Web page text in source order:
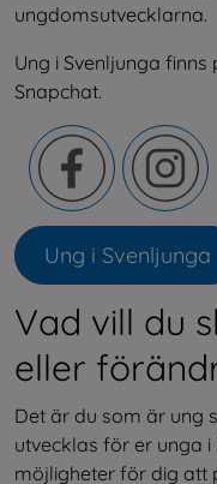
ungdomsutvecklarna.
Ung i Svenljunga
Snapchat.
Ung i Svenljunga
Vad vill du
eller
Det är du som är ung
utvecklas för er unga
möjligheter för dig att